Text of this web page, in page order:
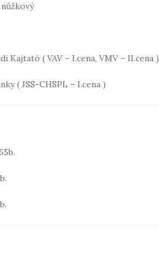
Kajtató ( VAV – I.cena, VMV – II.cena )
( JSS-CHSPL – I.cena )